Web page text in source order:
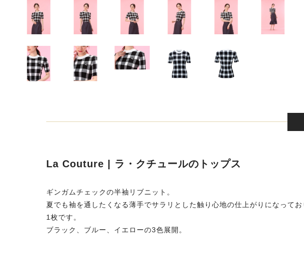
La Couture | ラ・クチュールのトップス
ギンガムチェックの半袖リブニット。
夏でも袖を通したくなる薄手でサラリとした触り心地の仕上がりになって
1枚です。
ブラック、ブルー、イエローの3色展開。